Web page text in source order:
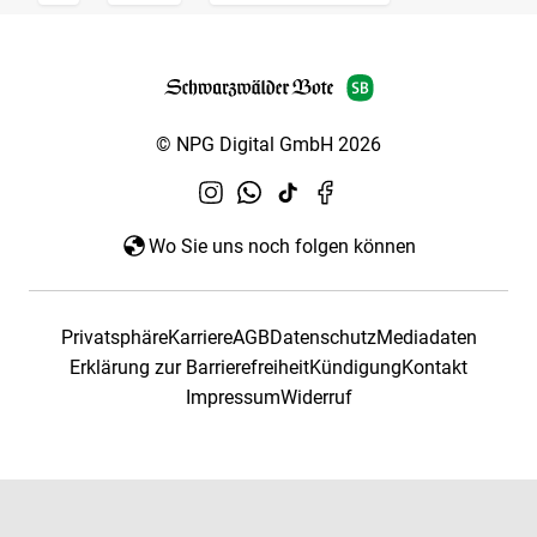
© NPG Digital GmbH 2026
Wo Sie uns noch folgen können
PrivatsphäreKarriereAGBDatenschutzMediadaten
Erklärung zur BarrierefreiheitKündigungKontakt
ImpressumWiderruf